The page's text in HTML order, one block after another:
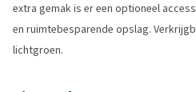
extra gemak is er een optioneel
en ruimtebesparende opslag.
lichtgroen.